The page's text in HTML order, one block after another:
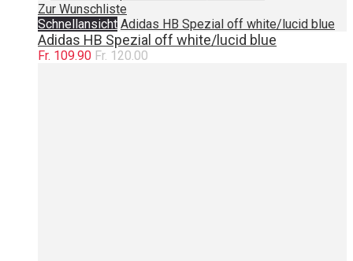
Zur Wunschliste
Schnellansicht Adidas HB Spezial off white/lucid blue
Adidas HB Spezial off white/lucid blue
Fr. 109.90 Fr. 120.00